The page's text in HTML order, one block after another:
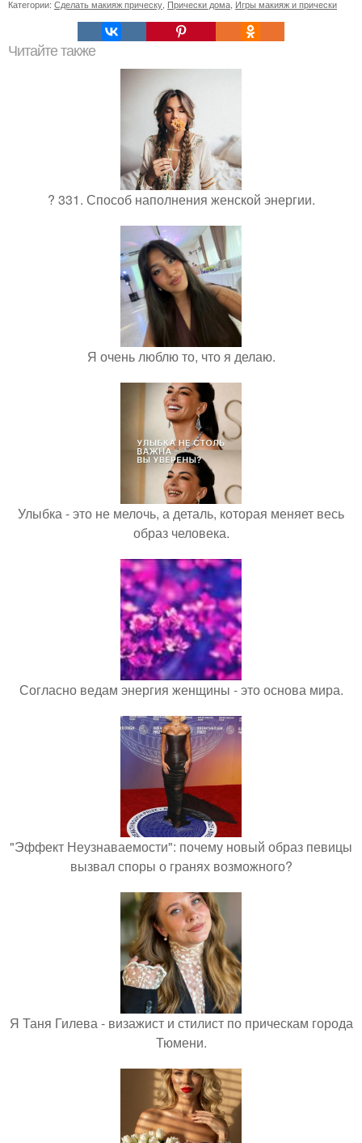
Категории: Сделать макияж прическу Прически дома Игры макияж и прически
Читайте также
? 331. Способ наполнения женской энергии.
Я очень люблю то, что я делаю.
Улыбка - это не мелочь, а деталь, которая меняет весь
образ человека.
Согласно ведам энергия женщины - это основа мира.
"Эффект Неузнаваемости": почему новый образ певицы
вызвал споры о гранях возможного?
Я Таня Гилева - визажист и стилист по прическам города
Тюмени.